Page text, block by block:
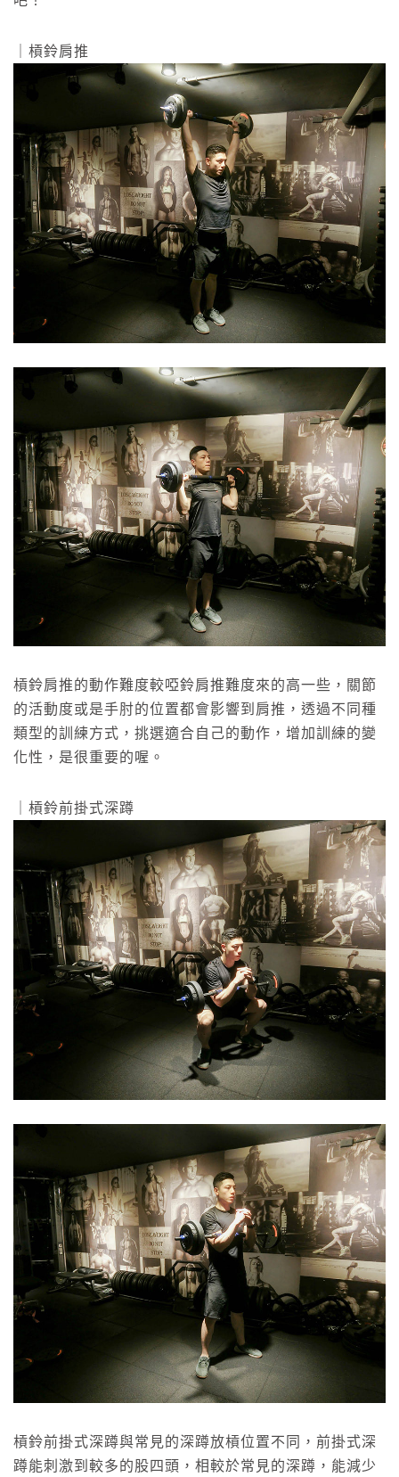
｜槓鈴肩推
槓鈴肩推的動作難度較啞鈴肩推難度來的高一些，關節
的活動度或是手肘的位置都會影響到肩推，透過不同種
類型的訓練方式，挑選適合自己的動作，增加訓練的變
化性，是很重要的喔。
｜槓鈴前掛式深蹲
槓鈴前掛式深蹲與常見的深蹲放槓位置不同，前掛式深
蹲能刺激到較多的股四頭，相較於常見的深蹲，能減少